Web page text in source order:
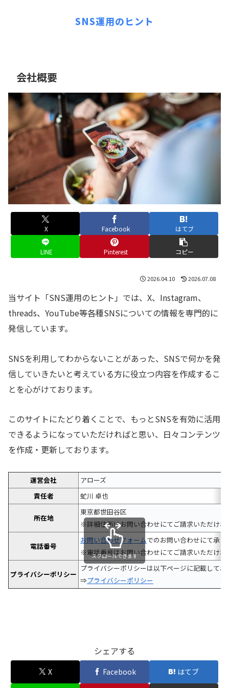
SNS運用のヒント
会社概要
X Facebook はてブ
LINE Pinterest コピー
2026.04.10 2026.07.08
当サイト「SNS運用のヒント」では、X、Instagram、
threads、YouTube等各種SNSについての情報を専門的に
発信しています。
SNSを利用してわからないことがあった、SNSで何かを発
信していきたいと考えている方に役立つ内容を作成するこ
とを心がけております。
このサイトにたどり着くことで、もっとSNSを有効に活用
できるようになっていただければと思い、日々コンテンツ
を作成・更新しております。
運営会社
アローズ
責任者
虻川 卓也
所在地
東京都世田谷区
※詳細住所はお問い合わせにてご請求いただけ
電話番号
お問い合わせフォームでのお問い合わせにて承り
※電話番号はお問い合わせにてご請求いただけ
プライバシーポリシー
プライバシーポリシーは以下ページに記載してお
⇒プライバシーポリシー
スクロールできます
シェアする
X Facebook はてブ